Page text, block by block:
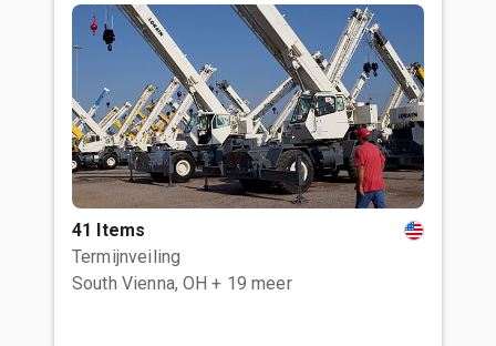
41 Items
Termijnveiling
South Vienna, OH + 19 meer